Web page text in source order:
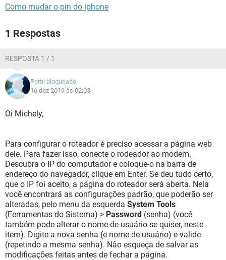
Como mudar o pin do iphone
1 Respostas
RESPOSTA 1 / 1
Perfil bloqueado
16 dez 2019 às 02:03
Oi Michely,
Para configurar o roteador é preciso acessar a página web
dele. Para fazer isso, conecte o rodeador ao modem.
Descubra o IP do computador e coloque-o na barra de
endereço do navegador, clique em Enter. Se deu tudo certo,
que o IP foi aceito, a página do roteador será aberta. Nela
você encontrará as configurações padrão, que poderão ser
alteradas, pelo menu da esquerda System Tools
(Ferramentas do Sistema) > Password (senha) (você
também pode alterar o nome de usuário se quiser, neste
item). Digite a nova senha (e nome de usuário) e valide
(repetindo a mesma senha). Não esqueça de salvar as
modificações feitas antes de fechar a página.